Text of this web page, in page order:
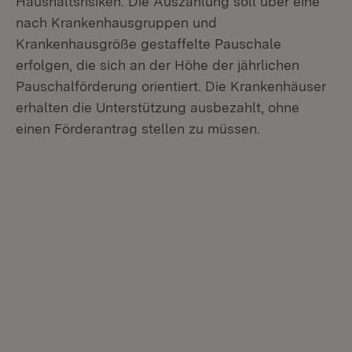
nach Krankenhausgruppen und
Krankenhausgröße gestaffelte Pauschale
erfolgen, die sich an der Höhe der jährlichen
Pauschalförderung orientiert. Die Krankenhäuser
erhalten die Unterstützung ausbezahlt, ohne
einen Förderantrag stellen zu müssen.